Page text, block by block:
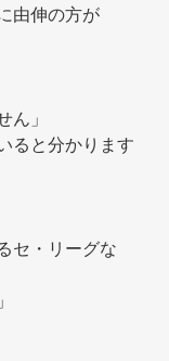
由伸の方が
ん」
ると分かります
セ・リーグな